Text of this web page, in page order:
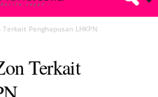
Penghapusan LHKPN
Terkait